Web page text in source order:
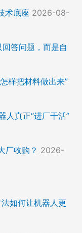
术底座 2026-08-
答问题，而是自
样把材料做出来”
人真正“进厂干活”
厂收购？ 2026-
如何让机器人更